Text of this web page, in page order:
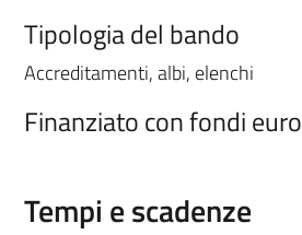
Tipologia del bando
Accreditamenti, albi, elenchi
Finanziato con fondi
Tempi e scadenze